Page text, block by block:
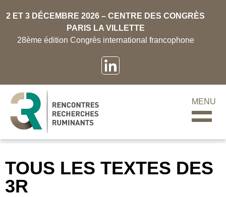
2 ET 3 DÉCEMBRE 2026 – CENTRE DES CONGRÈS
PARIS LA VILLETTE
28ème édition Congrès international francophone
MENU
TOUS LES TEXTES DES
3R